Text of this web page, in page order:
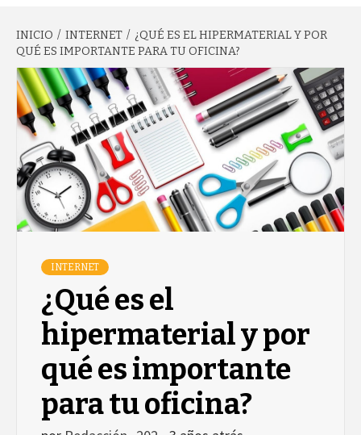
INICIO INTERNET
¿QUÉ ES EL HIPERMATERIAL Y POR
QUÉ ES IMPORTANTE PARA TU OFICINA?
INTERNET
¿Qué es el
hipermaterial y por
qué es importante
para tu oficina?